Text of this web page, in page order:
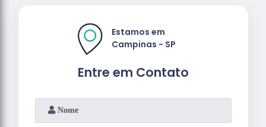
Entre em Contato
Estamos em
Campinas - SP